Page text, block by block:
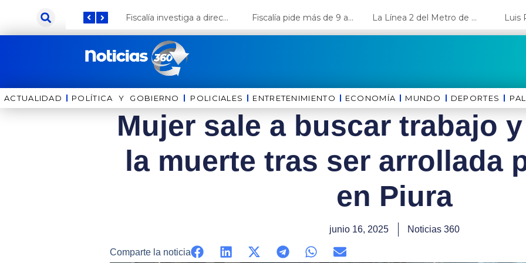
contenido
Fiscalía investiga a director de la Bella Luz por presunto abuso contra cantante Naldy Saldaña Fiscalía pide más de 9 años de cárcel para el diputado de oposición Harvey Colchado La Línea 2 del Metro de Lima y el Ramal 4 alcanzan un avance del 80%
ACTUALIDAD POLÍTICA Y GOBIERNO ⁠⁠POLICIALES ENTRETENIMIENTO ECONOMÍA MUNDO DEPORTES
Mujer sale a buscar trabajo
la muerte tras ser arrollada
en Piura
junio 16, 2025 Noticias 360
Comparte la noticia